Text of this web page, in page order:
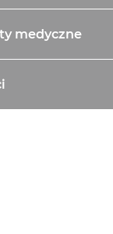
medyczne